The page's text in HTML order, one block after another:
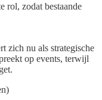
rol, zodat bestaande
zich nu als strategische
op events, terwijl